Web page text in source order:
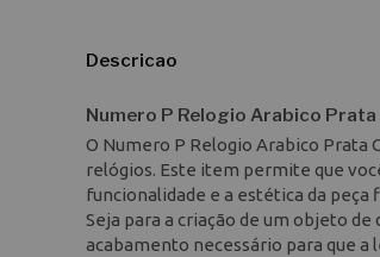
Descricao
Numero P Relogio Arabico
O Numero P Relogio Arabico Prata
relógios. Este item permite que
funcionalidade e a estética da peça
Seja para a criação de um objeto
acabamento necessário para que a